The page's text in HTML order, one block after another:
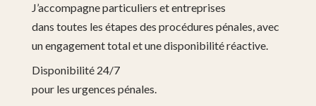
J’accompagne particuliers et entreprises
dans toutes les étapes des procédures pénales, avec
un engagement total et une disponibilité réactive.
Disponibilité 24/7
pour les urgences pénales.